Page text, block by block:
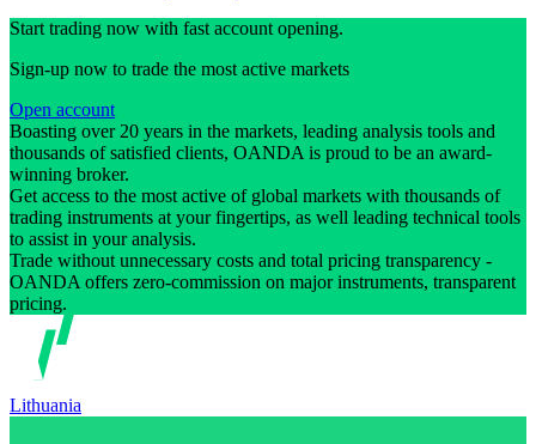
Start trading now with fast account opening.
Sign-up now to trade the most active markets
Open account
Boasting over 20 years in the markets, leading analysis tools and
thousands of satisfied clients, OANDA is proud to be an award-
winning broker.
Get access to the most active of global markets with thousands of
trading instruments at your fingertips, as well leading technical tools
to assist in your analysis.
Trade without unnecessary costs and total pricing transparency -
OANDA offers zero-commission on major instruments, transparent
pricing.
Lithuania